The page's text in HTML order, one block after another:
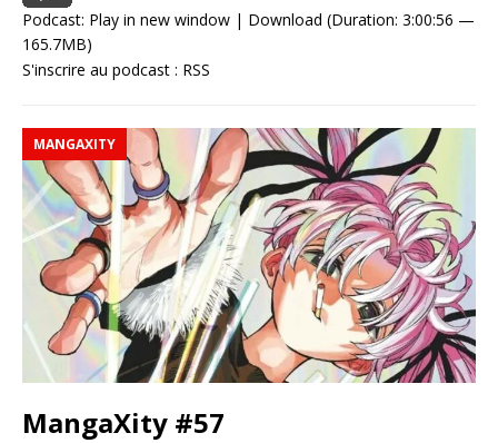
Podcast: Play in new window | Download (Duration: 3:00:56 —
165.7MB)
S'inscrire au podcast : RSS
MANGAXITY
MangaXity #57